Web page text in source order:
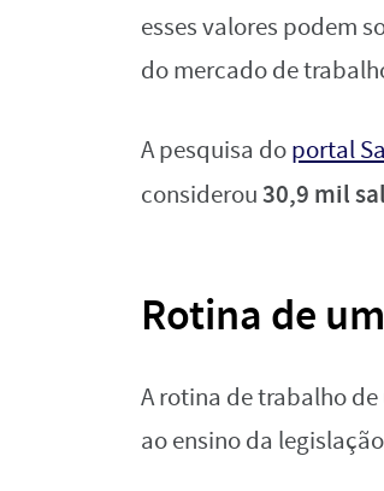
esses valores podem
do mercado de
A pesquisa doportal
considerou30,9 mil
Rotina de
A rotina de trabalho
ao ensino da